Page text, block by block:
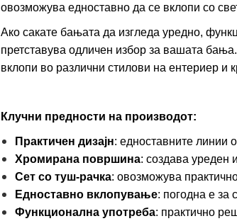
овозможува едноставно да се вклопи со
Ако сакате бањата да изгледа уредно,
претставува одличен избор за вашата
вклопи во различни стилови на ентериер и
Клучни предности на производот:
Практичен дизајн: едноставните линии
Хромирана површина: создава уреден
Сет со туш-рачка: овозможува
Едноставно вклопување: погодна е за
Функционална употреба: практично